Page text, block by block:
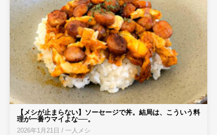
【メシが止まらない】ソーセージで丼。結局は、こういう料
理が一番ウマイよな──。
2026年1月21日 / 一人メシ